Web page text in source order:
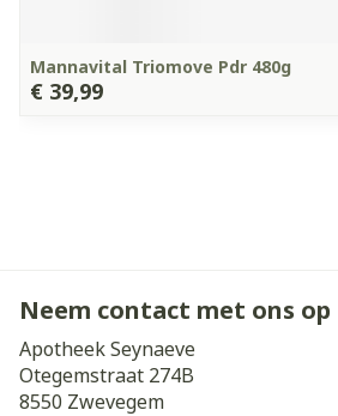
Mannavital Triomove Pdr 480g
€ 39,99
Neem contact met ons op
Apotheek Seynaeve
Otegemstraat 274B
8550 Zwevegem